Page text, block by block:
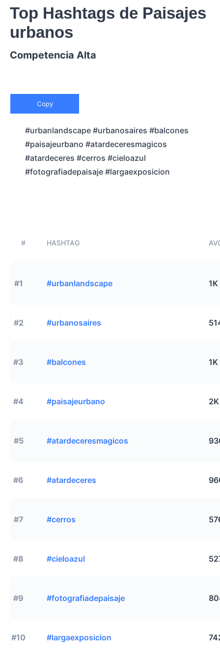
Top Hashtags de Paisajes
urbanos
Competencia Alta
Copy
#urbanlandscape #urbanosaires #balcones
#paisajeurbano #atardeceresmagicos
#atardeceres #cerros #cieloazul
#fotografiadepaisaje #largaexposicion
# HASHTAG
#1 #urbanlandscape 1K
#2 #urbanosaires
#3 #balcones 1K
#4 #paisajeurbano 2K
#5 #atardeceresmagicos
#6 #atardeceres
#7 #cerros
#8 #cieloazul
#9 #fotografiadepaisaje
#10 #largaexposicion